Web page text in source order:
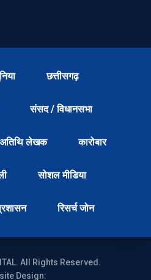
छत्तीसगढ़
संसद / विधानसभा
अतिथि लेखक कारोबार
सोशल मीडिया
रिसर्च जोन
All Rights Reserved.
Design: